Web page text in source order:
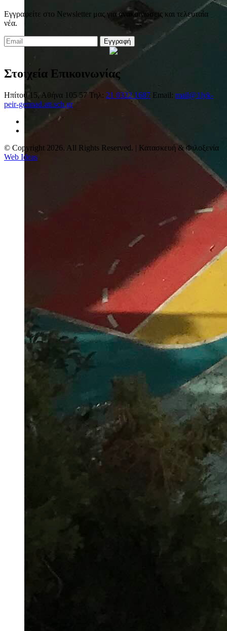
Εγγραφείτε στο Newsletter μας για ανακοινώσεις και τελευταία
νέα.
Εγγραφή
Στοιχεία Επικοινωνίας
Ηπίτου 15, Αθήνα 105 57 Τηλ: 21 0322 1687 Email: mail@1lyk-
peir-gennad.att.sch.gr
© Copyright 2026. All Rights Reserved. | Κατασκευή & Φιλοξενία
Web Ideas